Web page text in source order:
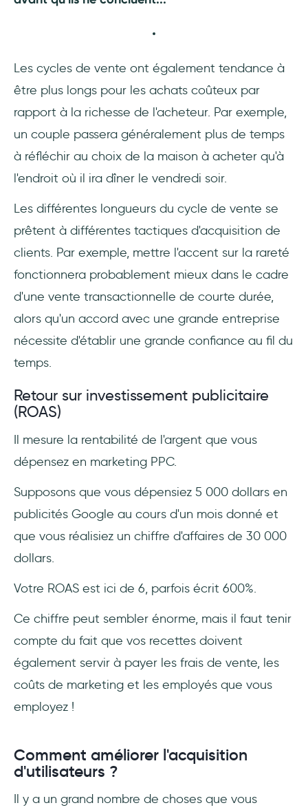
Les cycles de vente ont également tendance à
être plus longs pour les achats coûteux par
rapport à la richesse de l'acheteur. Par exemple,
un couple passera généralement plus de temps
à réfléchir au choix de la maison à acheter qu'à
l'endroit où il ira dîner le vendredi soir.
Les différentes longueurs du cycle de vente se
prêtent à différentes tactiques d'acquisition de
clients. Par exemple, mettre l'accent sur la rareté
fonctionnera probablement mieux dans le cadre
d'une vente transactionnelle de courte durée,
alors qu'un accord avec une grande entreprise
nécessite d'établir une grande confiance au fil du
temps.
Retour sur investissement publicitaire
(ROAS)
Il mesure la rentabilité de l'argent que vous
dépensez en marketing PPC.
Supposons que vous dépensiez 5 000 dollars en
publicités Google au cours d'un mois donné et
que vous réalisiez un chiffre d'affaires de 30 000
dollars.
Votre ROAS est ici de 6, parfois écrit 600%.
Ce chiffre peut sembler énorme, mais il faut tenir
compte du fait que vos recettes doivent
également servir à payer les frais de vente, les
coûts de marketing et les employés que vous
employez !
Comment améliorer l'acquisition
d'utilisateurs ?
Il y a un grand nombre de choses que vous